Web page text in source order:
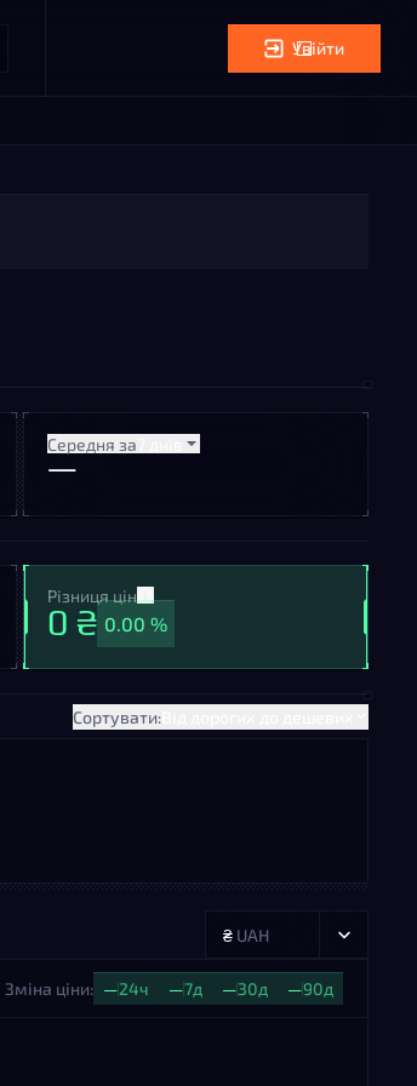
Увійти
Середня за
—
Різниця цін
0 ₴ 0.00 %
Сортувати:
₴ UAH
Зміна ціни: —24ч —7д —30д —90д